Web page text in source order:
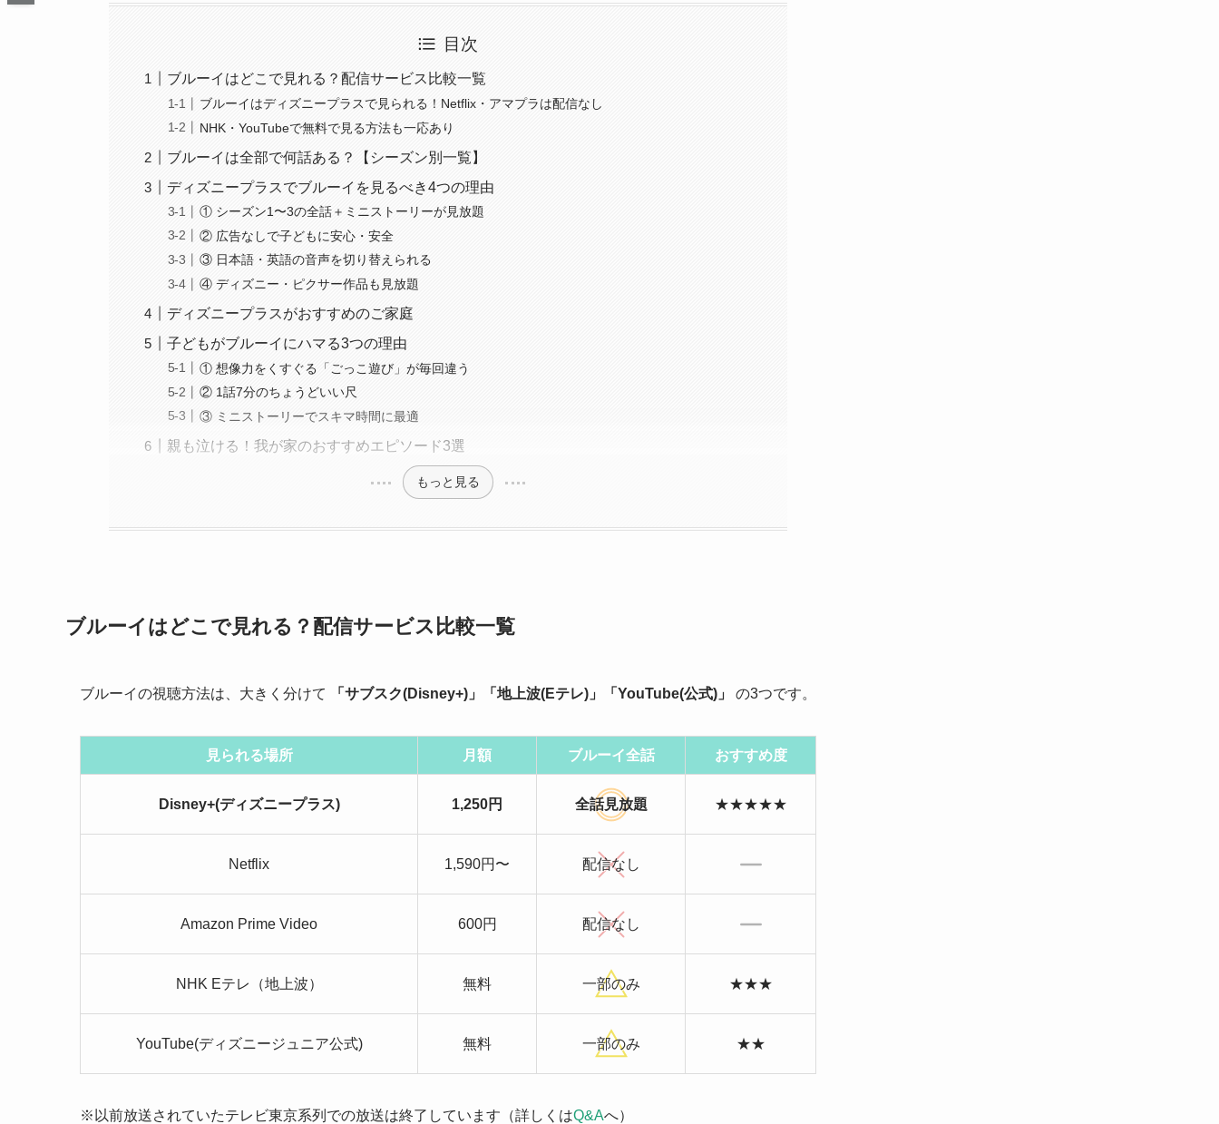
目次
ブルーイはどこで見れる？配信サービス比較一覧
ブルーイはディズニープラスで見られる！Netflix・アマプラは配信なし
NHK・YouTubeで無料で見る方法も一応あり
ブルーイは全部で何話ある？【シーズン別一覧】
ディズニープラスでブルーイを見るべき4つの理由
① シーズン1〜3の全話＋ミニストーリーが見放題
② 広告なしで子どもに安心・安全
③ 日本語・英語の音声を切り替えられる
④ ディズニー・ピクサー作品も見放題
ディズニープラスがおすすめのご家庭
子どもがブルーイにハマる3つの理由
① 想像力をくすぐる「ごっこ遊び」が毎回違う
② 1話7分のちょうどいい尺
③ ミニストーリーでスキマ時間に最適
親も泣ける！我が家のおすすめエピソード3選
もっと見る
ブルーイはどこで見れる？配信サービス比較一覧
ブルーイの視聴方法は、大きく分けて 「サブスク(Disney+)」「地上波(Eテレ)」「YouTube(公式)」 の3つです。
見られる場所 月額 ブルーイ全話 おすすめ度
Disney+(ディズニープラス) 1,250円 全話見放題 ★★★★★
Netflix 1,590円〜 配信なし
Amazon Prime Video 600円 配信なし
NHK Eテレ（地上波） 無料 一部のみ ★★★
YouTube(ディズニージュニア公式) 無料 一部のみ ★★
※以前放送されていたテレビ東京系列での放送は終了しています（詳しくはQ&Aへ）